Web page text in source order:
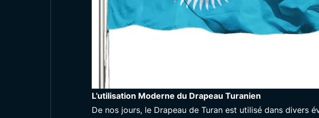
L’utilisation Moderne du Drapeau Turanien
De nos jours, le Drapeau de Turan est utilisé dans divers